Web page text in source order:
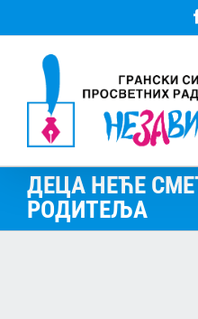
to
ДЕЦА НЕЋЕ
РОДИТЕЉА